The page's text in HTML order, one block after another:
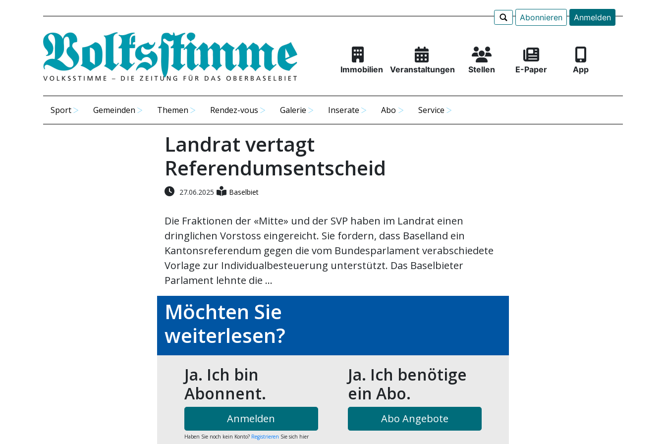
Abonnieren Anmelden
Immobilien Veranstaltungen Stellen E-Paper App
Sport Gemeinden Themen Rendez-vous Galerie Inserate Abo Service
Landrat vertagt
Referendumsentscheid
27.06.2025 Baselbiet
Die Fraktionen der «Mitte» und der SVP haben im Landrat einen
dringlichen Vorstoss eingereicht. Sie fordern, dass Baselland ein
Kantonsreferendum gegen die vom Bundesparlament verabschiedete
Vorlage zur Individualbesteuerung unterstützt. Das Baselbieter
Parlament lehnte die ...
Möchten Sie
weiterlesen?
Ja. Ich bin
Abonnent.
Anmelden
Haben Sie noch kein Konto?Registrieren Sie sich hier
Ja. Ich benötige
ein Abo.
Abo Angebote